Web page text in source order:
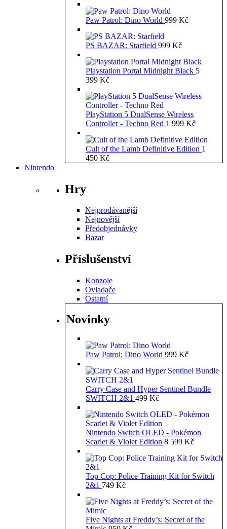
Paw Patrol: Dino World 999 Kč
PS BAZAR: Starfield 999 Kč
Playstation Portal Midnight Black 5
399 Kč
PlayStation 5 DualSense Wireless
Controller - Techno Red 1 999 Kč
Cult of the Lamb Definitive Edition 1
450 Kč
Nintendo
Hry
Nejprodávanější
Nejnovější
Předobjednávky
Bazar
Příslušenství
Konzole
Ovladače
Ostatní
Novinky
Paw Patrol: Dino World 999 Kč
Carry Case and Hyper Sentinel Bundle
SWITCH 2&1 499 Kč
Nintendo Switch OLED - Pokémon
Scarlet & Violet Edition 8 599 Kč
Top Cop: Police Training Kit for Switch
2&1 749 Kč
Five Nights at Freddy’s: Secret of the